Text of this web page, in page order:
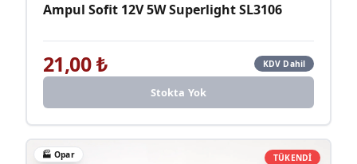
Ampul Sofit 12V 5W Superlight SL3106
21,00₺ KDV Dahil
Stokta Yok
TÜKENDİ
🏭Opar